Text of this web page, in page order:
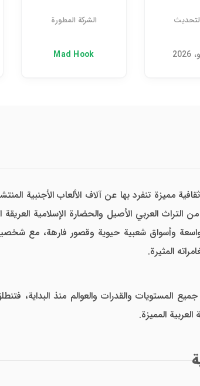
الشركة المطورة
Mad Hook‏
مميزة تنفرد بها عن آلاف الألعاب الأجنبية
العربي الأصيل والحضارة الإسلامية العريقة
وأسواق شعبية حيوية وقصور فارهة، مع شخصية
المثيرة.
والقدرات والعوالم منذ البداية،
المميزة.